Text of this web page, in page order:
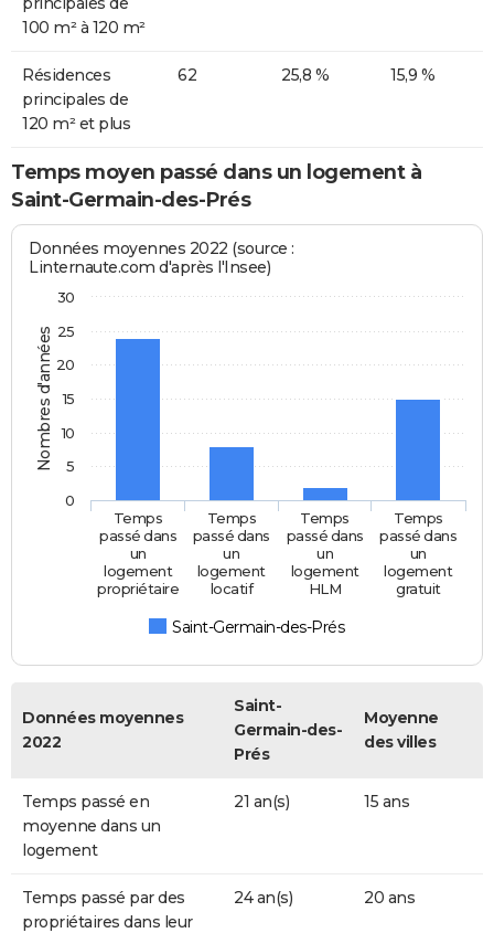
100 m² à 120 m²
Résidences
principales de
120 m² et plus
62 25,8 % 15,9 %
Temps moyen passé dans un logement à
Saint-Germain-des-Prés
Nombres d'années
Données moyennes 2022 (source :
Linternaute.com d'après l'Insee)
Saint-Germain-des-Prés
Temps
passé dans
un
logement
propriétaire
Temps
passé dans
un
logement
locatif
Temps
passé dans
un
logement
HLM
Temps
passé dans
un
logement
gratuit
0
5
10
15
20
25
30
Données moyennes
2022
Saint-
Germain-des-
Prés
Moyenne
des villes
Temps passé en
moyenne dans un
logement
21 an(s) 15 ans
Temps passé par des
propriétaires dans leur
24 an(s) 20 ans